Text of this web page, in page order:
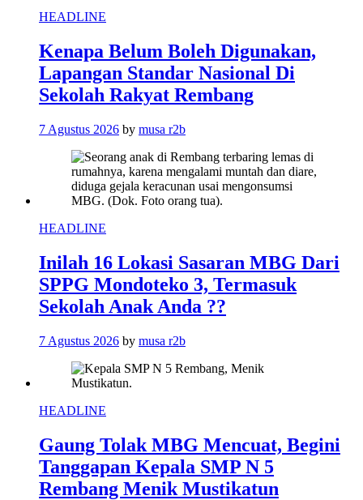
HEADLINE
Kenapa Belum Boleh Digunakan,
Lapangan Standar Nasional Di
Sekolah Rakyat Rembang
7 Agustus 2026 by musa r2b
HEADLINE
Inilah 16 Lokasi Sasaran MBG Dari
SPPG Mondoteko 3, Termasuk
Sekolah Anak Anda ??
7 Agustus 2026 by musa r2b
HEADLINE
Gaung Tolak MBG Mencuat, Begini
Tanggapan Kepala SMP N 5
Rembang Menik Mustikatun